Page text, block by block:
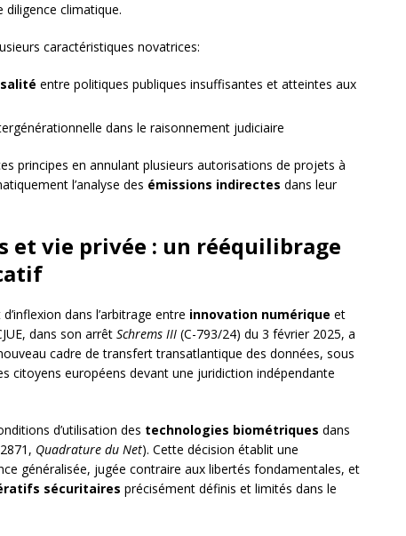
climatique.
caractéristiques novatrices:
entre politiques publiques insuffisantes et atteintes aux
dans le raisonnement judiciaire
principes en annulant plusieurs autorisations de projets à
l’analyse des émissions indirectes dans leur
et vie privée : un rééquilibrage
dans l’arbitrage entre innovation numérique et
dans son arrêt Schrems III (C-793/24) du 3 février 2025, a
cadre de transfert transatlantique des données, sous
citoyens européens devant une juridiction indépendante
d’utilisation des technologies biométriques dans
Quadrature du Net). Cette décision établit une
généralisée, jugée contraire aux libertés fondamentales, et
sécuritaires précisément définis et limités dans le